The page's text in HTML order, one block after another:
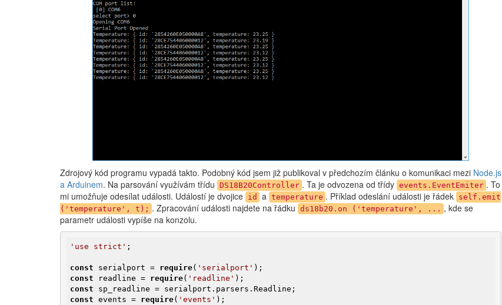
Zdrojový kód programu vypadá takto. Podobný kód jsem již publikoval v předchozím článku o komunikaci mezi Node.js
a Arduinem. Na parsování využívám třídu DS18B20Controller . Ta je odvozena od třídy events.EventEmiter . To
mi umožňuje odesílat události. Událostí je dvojice id a temperature . Příklad odeslání události je řádek self.emit
('temperature', t); . Zpracování události najdete na řádku ds18b20.on ('temperature', ... , kde se
parametr události vypíše na konzolu.
'use strict' ;
const serialport = require( 'serialport'
const readline = require( 'readline'
const
const events = require( 'events' );